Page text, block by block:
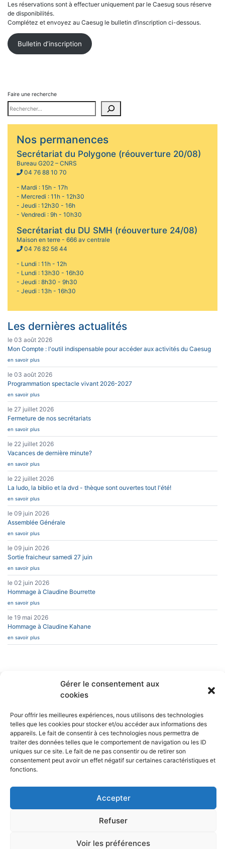
Gérer le consentement aux
cookies
Pour offrir les meilleures expériences, nous utilisons des technologies
telles que les cookies pour stocker et/ou accéder aux informations des
appareils. Le fait de consentir à ces technologies nous permettra de
traiter des données telles que le comportement de navigation ou les ID
uniques sur ce site. Le fait de ne pas consentir ou de retirer son
consentement peut avoir un effet négatif sur certaines caractéristiques et
fonctions.
Accepter
Refuser
Voir les préférences
Les réservations sont à effectuer uniquement par le Caesug sous réserve
de disponibilités.
Complétez et envoyez au Caesug le bulletin d’inscription ci-dessous.
Bulletin d’inscription
Faire une recherche
Nos permanences
Secrétariat du Polygone (réouverture 20/08)
Bureau G202 – CNRS
04 76 88 10 70
- Mardi : 15h - 17h
- Mercredi : 11h - 12h30
- Jeudi : 12h30 - 16h
- Vendredi : 9h - 10h30
Secrétariat du DU SMH (réouverture 24/08)
Maison en terre - 666 av centrale
04 76 82 56 44
- Lundi : 11h - 12h
- Lundi : 13h30 - 16h30
- Jeudi : 8h30 - 9h30
- Jeudi : 13h - 16h30
Les dernières actualités
le 03 août 2026
Mon Compte : l'outil indispensable pour accéder aux activités du Caesug
en savoir plus
le 03 août 2026
Programmation spectacle vivant 2026-2027
en savoir plus
le 27 juillet 2026
Fermeture de nos secrétariats
en savoir plus
le 22 juillet 2026
Vacances de dernière minute?
en savoir plus
le 22 juillet 2026
La ludo, la biblio et la dvd - thèque sont ouvertes tout l'été!
en savoir plus
le 09 juin 2026
Assemblée Générale
en savoir plus
le 09 juin 2026
Sortie fraicheur samedi 27 juin
en savoir plus
le 02 juin 2026
Hommage à Claudine Bourrette
en savoir plus
le 19 mai 2026
Hommage à Claudine Kahane
en savoir plus
CAESUG
25 avenue des
Martyrs
BP 166
38042 Grenoble
Cedex 9
nous écrire
EN SAVOIR PLUS
L’ASSOCIATION
NEWSLETTERS